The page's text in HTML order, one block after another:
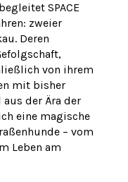
SPACE
zweier
Deren
von ihrem
mit bisher
der Ära der
eine magische
– vom
Leben am